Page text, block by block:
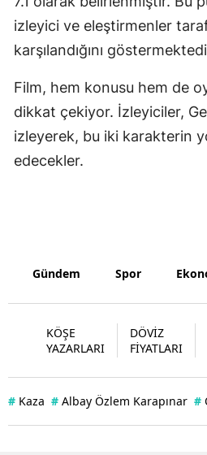
izleyici ve eleştirmenler
karşılandığını
Film, hem konusu hem de
dikkat çekiyor. İzleyiciler,
izleyerek, bu iki karakterin
edecekler.
Gündem Spor
KÖŞE
YAZARLARI
DÖVİZ
FİYATLARI
# Kaza # Albay Özlem Karapınar #